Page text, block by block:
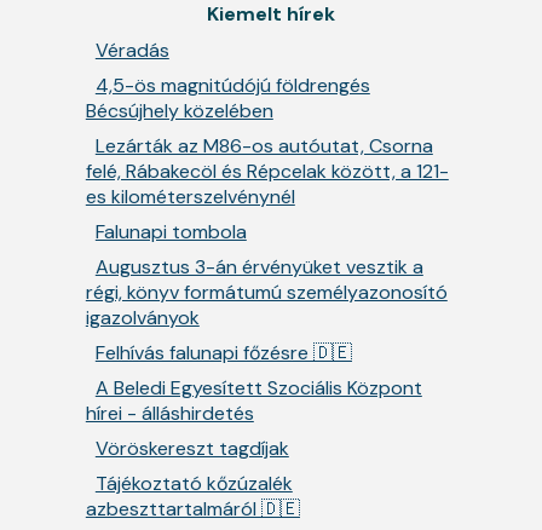
Kiemelt hírek
Véradás
4,5-ös magnitúdójú földrengés
Bécsújhely közelében
Lezárták az M86-os autóutat, Csorna
felé, Rábakecöl és Répcelak között, a 121-
es kilométerszelvénynél
Falunapi tombola
Augusztus 3-án érvényüket vesztik a
régi, könyv formátumú személyazonosító
igazolványok
Felhívás falunapi főzésre 🇩🇪
A Beledi Egyesített Szociális Központ
hírei - álláshirdetés
Vöröskereszt tagdíjak
Tájékoztató kőzúzalék
azbeszttartalmáról 🇩🇪